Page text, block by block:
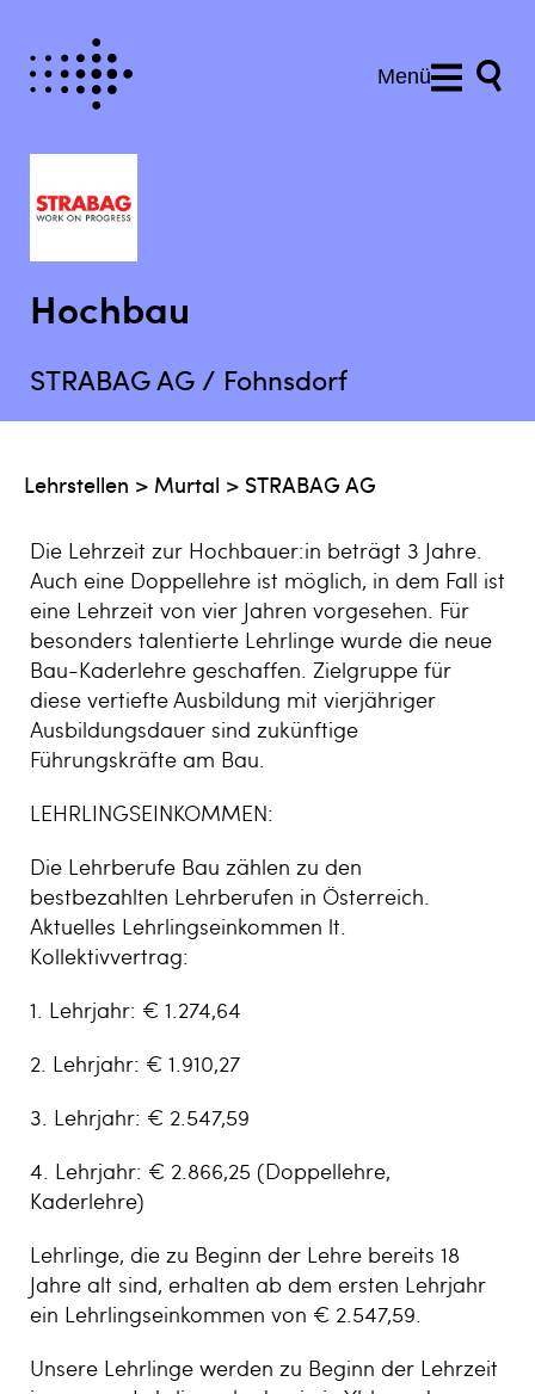
Menü
Hochbau
STRABAG AG / Fohnsdorf
Lehrstellen > Murtal > STRABAG AG
Die Lehrzeit zur Hochbauer:in beträgt 3 Jahre.
Auch eine Doppellehre ist möglich, in dem Fall ist
eine Lehrzeit von vier Jahren vorgesehen. Für
besonders talentierte Lehrlinge wurde die neue
Bau-Kaderlehre geschaffen. Zielgruppe für
diese vertiefte Ausbildung mit vierjähriger
Ausbildungsdauer sind zukünftige
Führungskräfte am Bau.
LEHRLINGSEINKOMMEN:
Die Lehrberufe Bau zählen zu den
bestbezahlten Lehrberufen in Österreich.
Aktuelles Lehrlingseinkommen lt.
Kollektivvertrag:
1. Lehrjahr: € 1.274,64
2. Lehrjahr: € 1.910,27
3. Lehrjahr: € 2.547,59
4. Lehrjahr: € 2.866,25 (Doppellehre,
Kaderlehre)
Lehrlinge, die zu Beginn der Lehre bereits 18
Jahre alt sind, erhalten ab dem ersten Lehrjahr
ein Lehrlingseinkommen von € 2.547,59.
Unsere Lehrlinge werden zu Beginn der Lehrzeit